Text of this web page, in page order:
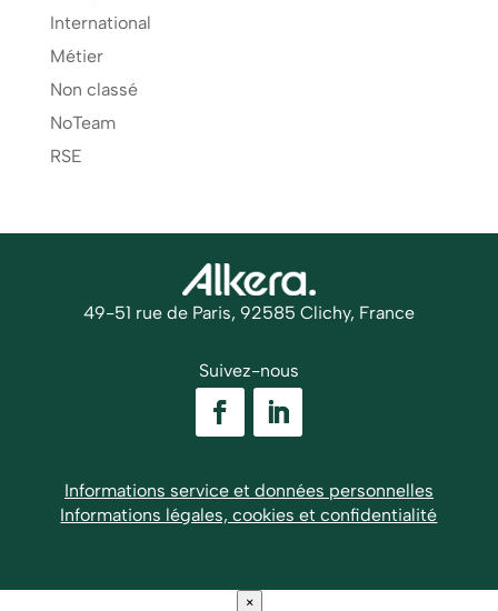
International
Métier
Non classé
NoTeam
RSE
49-51 rue de Paris, 92585 Clichy, France
Suivez-nous
Informations service et données personnelles
Informations légales, cookies et confidentialité
×